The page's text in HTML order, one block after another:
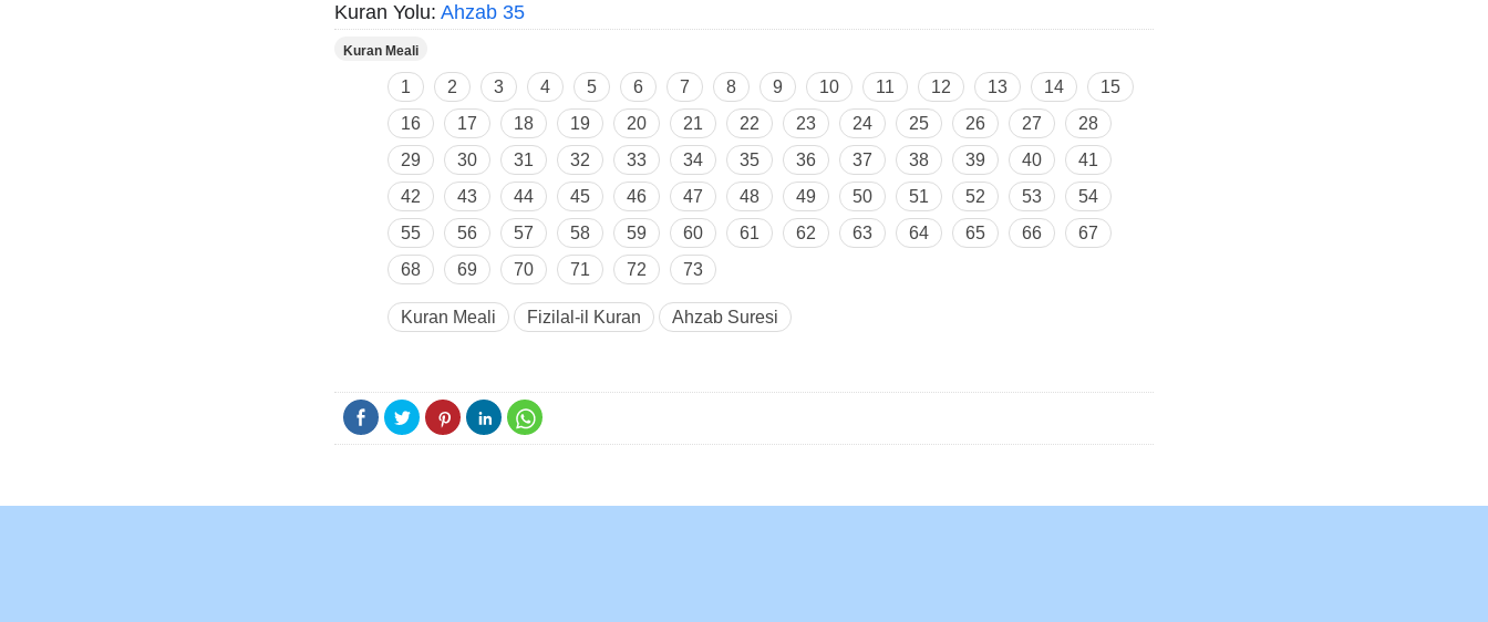
Kuran Yolu: Ahzab 35
Kuran Meali
1 2 3 4 5 6 7 8 9 10 11 12 13 14
15
16
17 18 19 20 21 22 23 24 25 26 27
28
29
30 31 32 33 34 35 36 37 38 39 40
41
42
43 44 45 46 47 48 49 50 51 52 53
54
55
56 57 58 59 60 61 62 63 64 65 66
67
68
69 70 71 72 73
Kuran Meali Fizilal-il Kuran Ahzab Suresi